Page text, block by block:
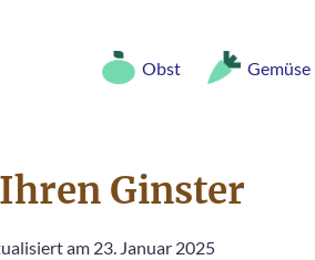
Obst Gemüse
Ginster
am 23. Januar 2025